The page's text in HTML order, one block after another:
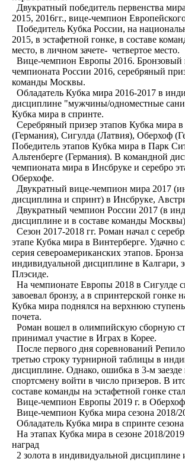
Двукратный победитель первенства
2015, 2016гг., вице-чемпион
Победитель Кубка России, на
2015, в эстафетной гонке, в составе
место, в личном зачете- четвертое место.
Вице-чемпион Европы 2016. Бронзовый
чемпионата России 2016, серебряный
команды Москвы.
Обладатель Кубка мира 2016-2017 в
дисциплине "мужчины/одноместные
Кубка мира в спринте.
Серебряный призер этапов Кубка мира
(Германия), Сигулда (Латвия), Оберхоф
Победитель этапов Кубка мира в Парк
Альтенберге (Германия). В командной
чемпионата мира в Инсбруке и серебро
Оберхофе.
Двукратный вице-чемпион мира 2017
дисциплина и спринт) в Инсбруке,
Двукратный чемпион России 2017 (в
дисциплине и в составе команды
Сезон 2017-2018 гг. Роман начал с
этапе Кубка мира в Винтерберге. Удачно
серия североамериканских этапов. Бронза
индивидуальной дисциплине в Калгари,
Плэсиде.
На чемпионате Европы 2018 в Сигулде
завоевал бронзу, а в спринтерской гонке
Кубка мира поднялся на верхнюю ступень
почета.
Роман вошел в олимпийскую сборную
принимал участие в Играх в Корее.
После первого дня соревнований
третью строку турнирной таблицы в
дисциплине. Однако, ошибка в 3-м заезде
спортсмену войти в число призеров. В
составе команды на эстафетной гонке
Вице-чемпион Европы 2019 г. в
Вице-чемпион Кубка мира сезона 2018/
Обладатель Кубка мира в спринте сезона
На этапах Кубка мира в сезоне 2018/2019
наград
2 золота в индивидуальной дисциплине